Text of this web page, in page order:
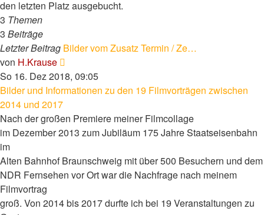
den letzten Platz ausgebucht.
3 Themen
3 Beiträge
Letzter Beitrag Bilder vom Zusatz Termin / Ze…
von H.Krause
Beitrag
So 16. Dez 2018, 09:05
Bilder und Informationen zu den 19 Filmvorträgen zwischen
2014 und 2017
Nach der großen Premiere meiner Filmcollage
im Dezember 2013 zum Jubiläum 175 Jahre Staatseisenbahn
im
Alten Bahnhof Braunschweig mit über 500 Besuchern und dem
NDR Fernsehen vor Ort war die Nachfrage nach meinem
Filmvortrag
groß. Von 2014 bis 2017 durfte ich bei 19 Veranstaltungen zu